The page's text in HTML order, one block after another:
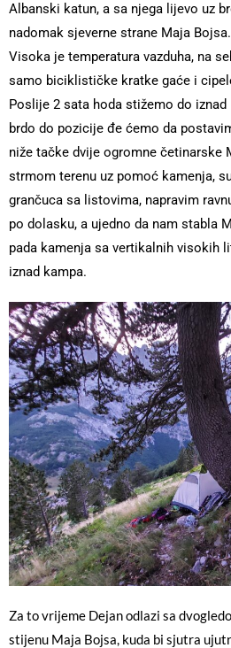
Albanski katun, a sa njega lijevo uz
nadomak sjeverne strane Maja Bojsa.
Visoka je temperatura vazduha, na
samo biciklističke kratke gaće i
Poslije 2 sata hoda stižemo do iznad
brdo do pozicije đe ćemo da
niže tačke dvije ogromne četinarske
strmom terenu uz pomoć kamenja,
grančuca sa listovima, napravim
po dolasku, a ujedno da nam stabla
pada kamenja sa vertikalnih visokih
iznad kampa.
Za to vrijeme Dejan odlazi sa
stijenu Maja Bojsa, kuda bi sjutra